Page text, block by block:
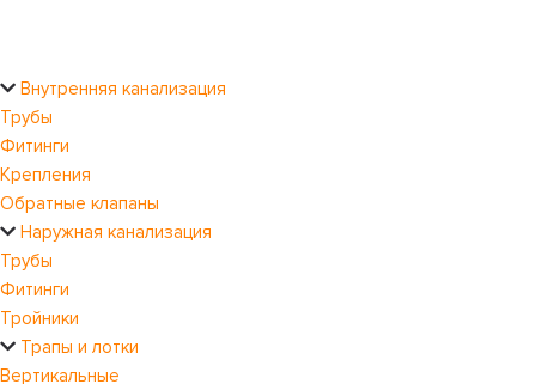
Внутренняя канализация
Трубы
Фитинги
Крепления
Обратные клапаны
Наружная канализация
Трубы
Фитинги
Тройники
Трапы и лотки
Вертикальные